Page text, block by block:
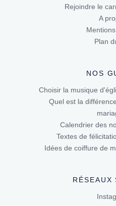
Rejoindre le
A
Plan
NOS
Choisir la musique
Quel est la
Calendrier des
Textes de
Idées de coiffure de
RÉSEAUX